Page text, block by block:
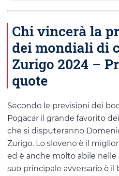
Chi vincerà la
dei mondiali di
Zurigo 2024 –
quote
Secondo le previsioni dei
Pogacar il grande favorito
che si disputeranno
Zurigo. Lo sloveno è il
ed è anche molto abile nelle
suo principale avversario è il